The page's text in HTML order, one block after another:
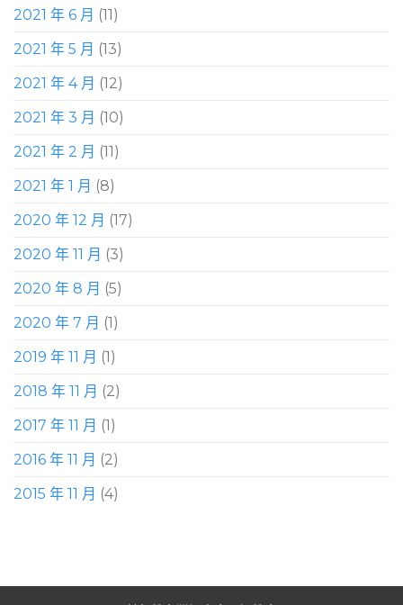
2021 年 6 月 (11)
2021 年 5 月 (13)
2021 年 4 月 (12)
2021 年 3 月 (10)
2021 年 2 月 (11)
2021 年 1 月 (8)
2020 年 12 月 (17)
2020 年 11 月 (3)
2020 年 8 月 (5)
2020 年 7 月 (1)
2019 年 11 月 (1)
2018 年 11 月 (2)
2017 年 11 月 (1)
2016 年 11 月 (2)
2015 年 11 月 (4)